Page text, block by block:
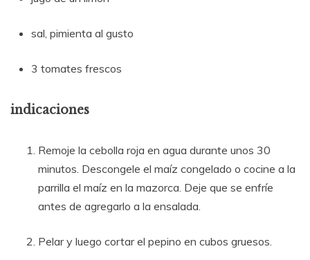
sal, pimienta al gusto
3 tomates frescos
indicaciones
Remoje la cebolla roja en agua durante unos 30
minutos. Descongele el maíz congelado o cocine a la
parrilla el maíz en la mazorca. Deje que se enfríe
antes de agregarlo a la ensalada.
Pelar y luego cortar el pepino en cubos gruesos.